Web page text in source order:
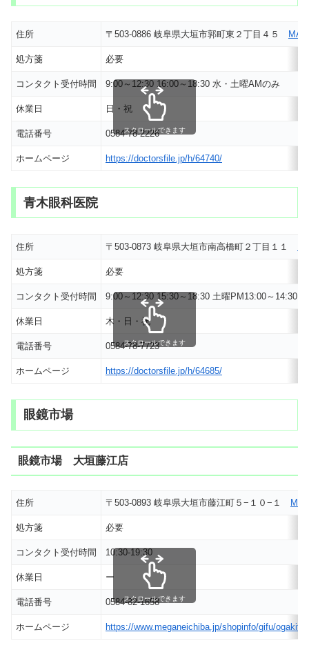
住所 〒503-0886 岐阜県大垣市郭町東２丁目４５ MAP
処方箋 必要
コンタクト受付時間 9:00～12:30 16:00～18:30 水・土曜AMのみ
休業日 日・祝
電話番号 0584-78-2226
ホームページ https://doctorsfile.jp/h/64740/
スクロールできます
青木眼科医院
住所 〒503-0873 岐阜県大垣市南高橋町２丁目１１
処方箋 必要
コンタクト受付時間 9:00～12:30 15:30～18:30 土曜PM13:00～14:30
休業日 木・日・祝
電話番号 0584-78-7723
ホームページ https://doctorsfile.jp/h/64685/
スクロールできます
眼鏡市場
眼鏡市場 大垣藤江店
住所 〒503-0893 岐阜県大垣市藤江町５−１０−１
処方箋 必要
コンタクト受付時間 10:30-19:30
休業日 ー
電話番号 0584-82-1658
ホームページ https://www.meganeichiba.jp/shopinfo/gifu/
スクロールできます